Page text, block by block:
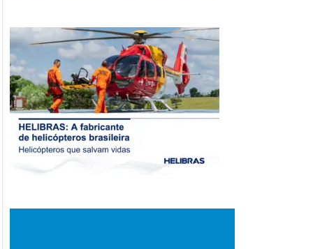
R$37.60 R$37.60